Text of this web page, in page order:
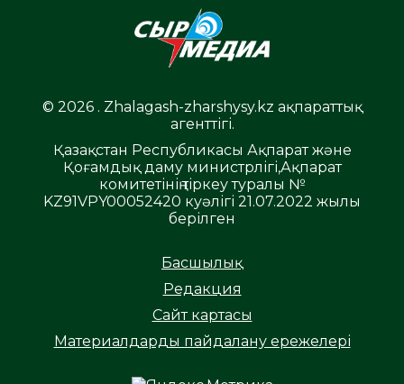
© 2026 . Zhalagash-zharshysy.kz ақпараттық
агенттігі.
Қазақстан Республикасы Ақпарат және
Қоғамдық даму министрлігі,Ақпарат
комитетінің тіркеу туралы №
KZ91VPY00052420 куәлігі 21.07.2022 жылы
берілген
Басшылық
Редакция
Сайт картасы
Материалдарды пайдалану ережелері